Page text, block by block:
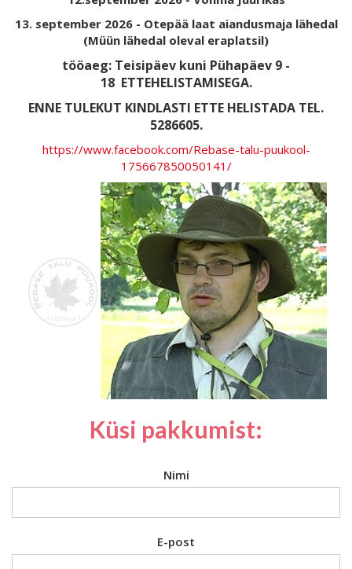
13. september 2026 - Otepää laat aiandusmaja lähedal
(Müün lähedal oleval eraplatsil)
tööaeg: Teisipäev kuni Pühapäev 9 -
18 ETTEHELISTAMISEGA.
ENNE TULEKUT KINDLASTI ETTE HELISTADA TEL.
5286605.
https://www.facebook.com/Rebase-talu-puukool-
175667850050141/
Küsi pakkumist:
Nimi
E-post